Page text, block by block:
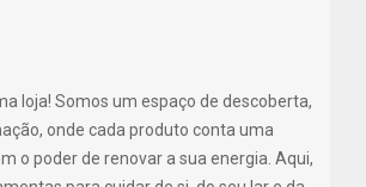
loja! Somos um espaço de descoberta,
onde cada produto conta uma
o poder de renovar a sua energia. Aqui,